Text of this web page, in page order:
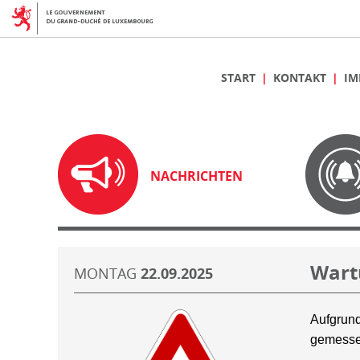
START KONTAKT
NACHRICHTEN
MONTAG 22.09.2025